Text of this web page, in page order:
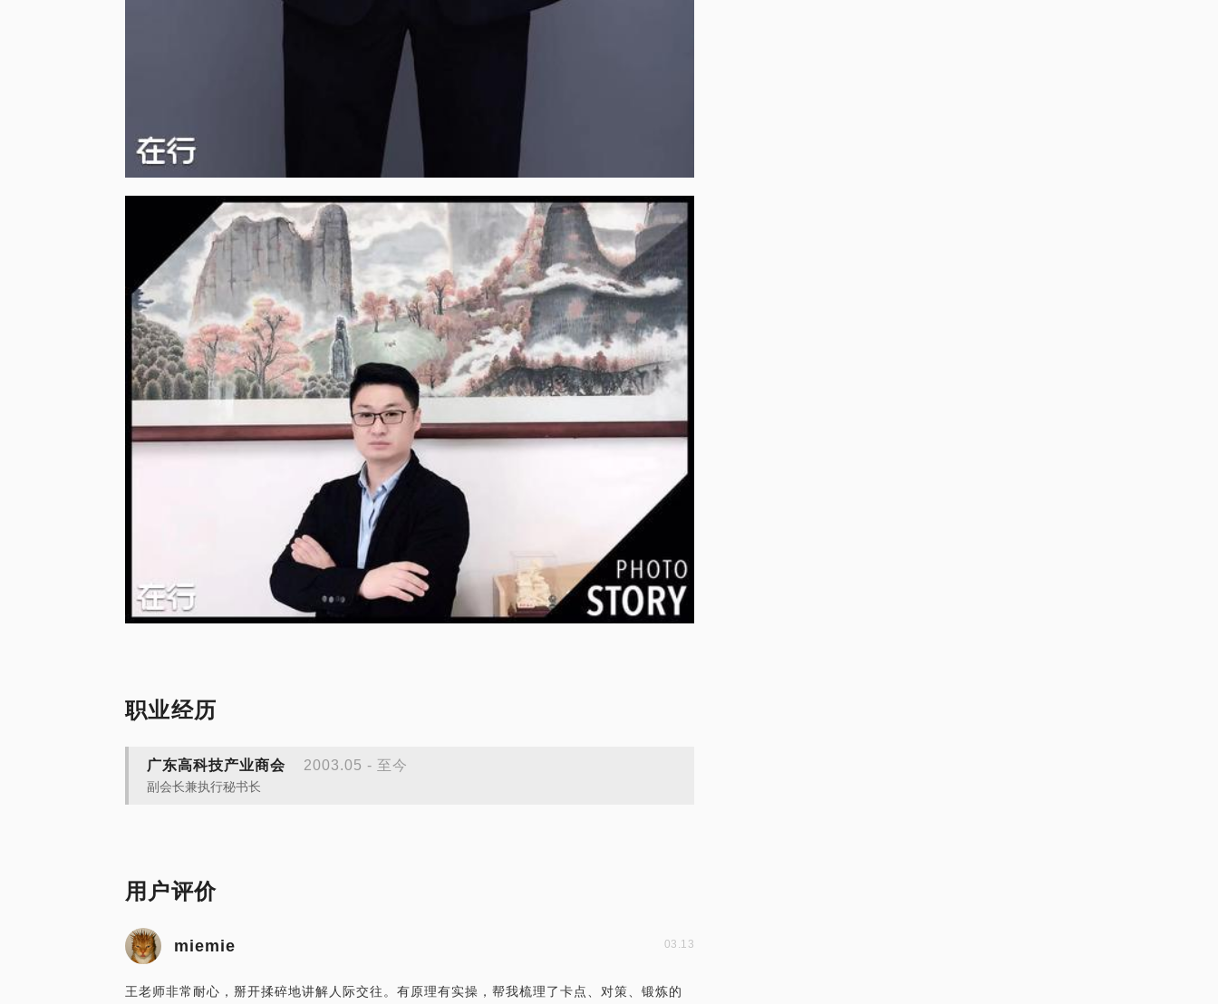
职业经历
广东高科技产业商会 2003.05 - 至今
副会长兼执行秘书长
用户评价
miemie 03.13
王老师非常耐心，掰开揉碎地讲解人际交往。有原理有实操，帮我梳理了卡点、对策、锻炼的